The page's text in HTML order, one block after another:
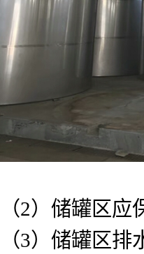
（2）储罐区
（3）储罐区